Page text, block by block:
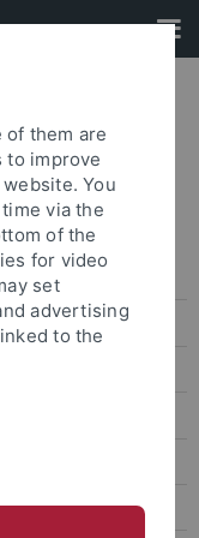
of them are
to improve
You
via the
of the
for video
set
advertising
to the